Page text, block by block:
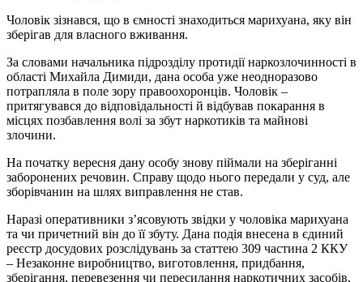
Чоловік зізнався, що в ємності знаходиться марихуана, яку він
зберігав для власного вживання.
За словами начальника підрозділу протидії наркозлочинності в
області Михайла Димиди, дана особа уже неодноразово
потрапляла в поле зору правоохоронців. Чоловік –
притягувався до відповідальності й відбував покарання в
місцях позбавлення волі за збут наркотиків та майнові
злочини.
На початку вересня дану особу знову піймали на зберіганні
заборонених речовин. Справу щодо нього передали у суд, але
зборівчанин на шлях виправлення не став.
Наразі оперативники з’ясовують звідки у чоловіка марихуана
та чи причетний він до її збуту. Дана подія внесена в єдиний
реєстр досудових розслідувань за статтею 309 частина 2 ККУ
– Незаконне виробництво, виготовлення, придбання,
зберігання, перевезення чи пересилання наркотичних засобів,